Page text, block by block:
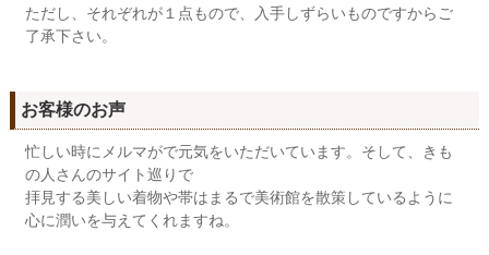
ただし、それぞれが１点もので、入手しずらいものですからご
了承下さい。
お客様のお声
忙しい時にメルマがで元気をいただいています。そして、きも
の人さんのサイト巡りで
拝見する美しい着物や帯はまるで美術館を散策しているように
心に潤いを与えてくれますね。